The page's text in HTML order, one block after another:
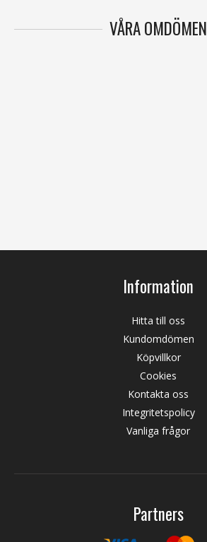
VÅRA OMDÖMEN
Information
Hitta till oss
Kundomdömen
Köpvillkor
Cookies
Kontakta oss
Integritetspolicy
Vanliga frågor
Partners